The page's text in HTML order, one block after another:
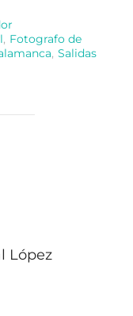
, Fotografo de
, Salidas
López